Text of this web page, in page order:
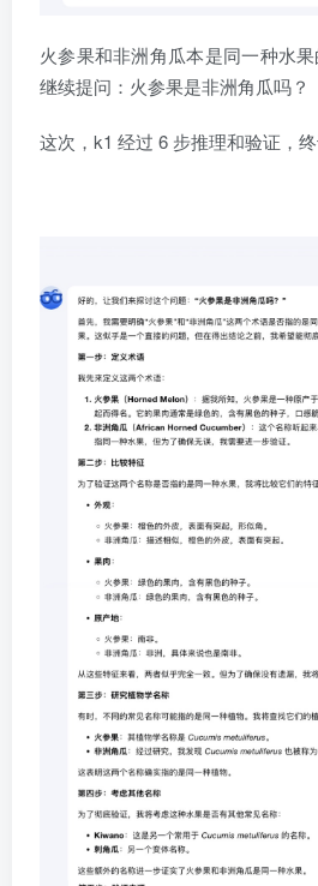
火参果和非洲角瓜本是同一种水
继续提问：火参果是非洲角瓜吗？
这次，k1 经过 6 步推理和验证，终